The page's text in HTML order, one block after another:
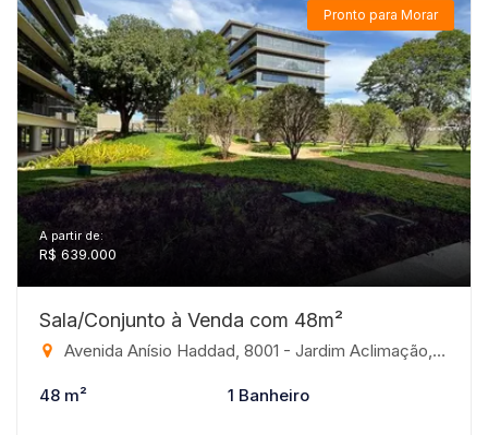
Pronto para Morar
A partir de:
R$ 639.000
Sala/Conjunto à Venda com 48m²
Avenida Anísio Haddad, 8001 - Jardim Aclimação, São José do Rio Preto-SP
48 m² 1 Banheiro